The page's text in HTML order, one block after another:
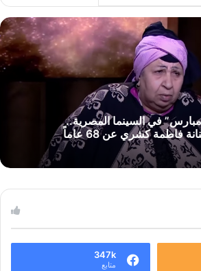
في السينما المصرية..
فاطمة كشري عن 68 عاماً
347k
متابع